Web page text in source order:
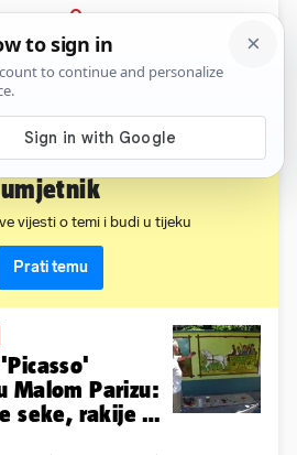
PRIJAVA
umjetnik
vijesti o temi i budi u tijeku
Prati temu
Malom Parizu:
seke, rakije i